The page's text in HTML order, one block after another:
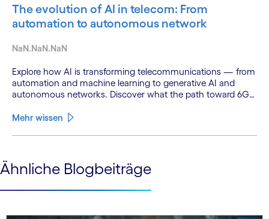
The evolution of AI in telecom: From
automation to autonomous network
NaN.NaN.NaN
Explore how AI is transforming telecommunications — from
automation and machine learning to generative AI and
autonomous networks. Discover what the path toward 6G
Mehr wissen
See more See less
Ähnliche Blogbeiträge